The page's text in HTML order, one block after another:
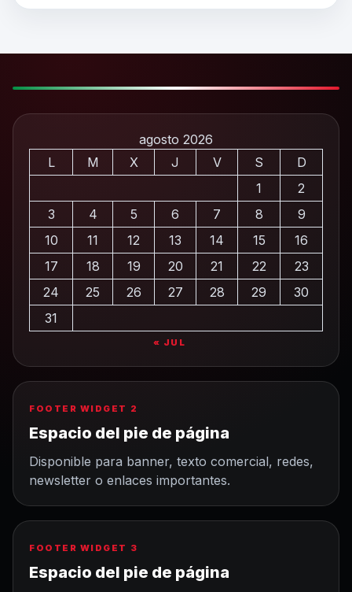
agosto 2026
L
M X J V S
D
1
2
3
4 5 6 7 8
9
10
11 12 13 14 15
16
17
18 19 20 21 22
23
24
25 26 27 28 29
30
31
« JUL
FOOTER WIDGET 2
Espacio del pie de página
Disponible para banner, texto comercial, redes,
newsletter o enlaces importantes.
FOOTER WIDGET 3
Espacio del pie de página